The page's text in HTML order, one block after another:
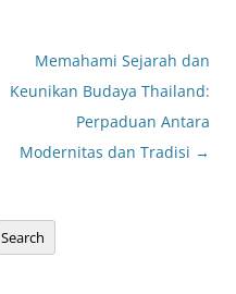
Memahami Sejarah dan
Keunikan Budaya Thailand:
Perpaduan Antara
Modernitas dan Tradisi →
Search